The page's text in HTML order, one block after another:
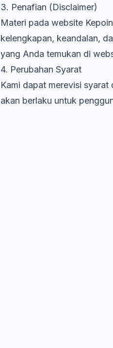
3. Penafian (Disclaimer)
Materi pada website
kelengkapan, keandalan,
yang Anda temukan di
4. Perubahan Syarat
Kami dapat merevisi
akan berlaku untuk